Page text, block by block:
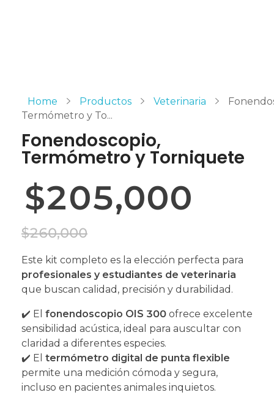
Home Productos Veterinaria
Termómetro y To...
Fonendoscopio,
Termómetro y Torniquete
$205,000
$260,000
Este kit completo es la elección perfecta para
profesionales y estudiantes de veterinaria
que buscan calidad, precisión y durabilidad.
✔️ El fonendoscopio OIS 300 ofrece excelente
sensibilidad acústica, ideal para auscultar con
claridad a diferentes especies.
✔️ El termómetro digital de punta flexible
permite una medición cómoda y segura,
incluso en pacientes animales inquietos.